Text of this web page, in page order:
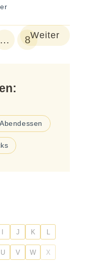
… 8Weiter
Abendessen
J K
U V W X